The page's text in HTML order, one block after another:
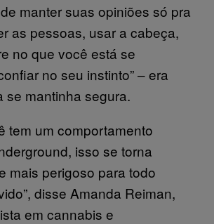
manter suas opiniões só pra
as pessoas, usar a cabeça,
no que você está se
no seu instinto” – era
se mantinha segura.
tem um comportamento
isso se torna
mais perigoso para todo
disse Amanda Reiman,
em cannabis e